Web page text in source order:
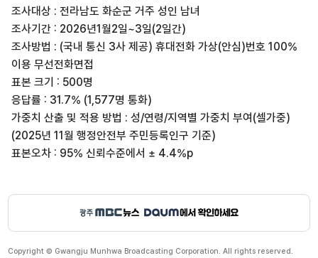
조사대상 : 전라남도 화순군 거주 성인 남녀
조사기간 : 2026년1월2일~3일(2일간)
조사방법 : (국내 통신 3사 제공) 휴대전화 가상(안심)번호 100%
이용 무선전화면접
표본 크기 : 500명
응답률 : 31.7% (1,577명 통화)
가중치 산출 및 적용 방법 : 성/연령/지역별 가중치 부여(셀가중)
(2025년 11월 행정안전부 주민등록인구 기준)
표본오차 : 95% 신뢰수준에서 ± 4.4%p
Copyright © Gwangju Munhwa Broadcasting Corporation. All rights reserved.